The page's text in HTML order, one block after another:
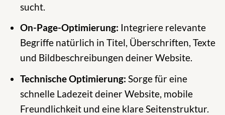
sucht.
On-Page-Optimierung: Integriere relevante
Begriffe natürlich in Titel, Überschriften, Texte
und Bildbeschreibungen deiner Website.
Technische Optimierung: Sorge für eine
schnelle Ladezeit deiner Website, mobile
Freundlichkeit und eine klare Seitenstruktur.